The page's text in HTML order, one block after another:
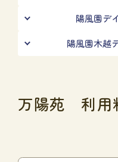
陽風園デ
陽風園木越
万陽苑 利用